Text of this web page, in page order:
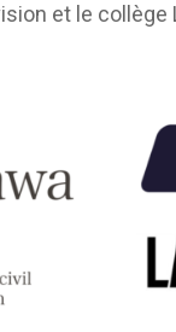
et le collège